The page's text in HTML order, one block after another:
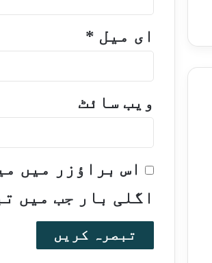
ای میل *
ویب‌ سائٹ
اس براؤزر میں
اگلی بار جب میں